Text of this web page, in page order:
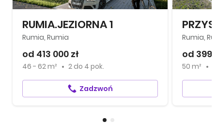
RUMIA.JEZIORNA 1
Rumia, Rumia
od 413 000 zł
46 - 62 m² 2 do 4 pok.
Zadzwoń
Rumia,
od 399
50 m²